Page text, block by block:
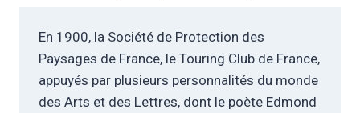
En 1900, la Société de Protection des
Paysages de France, le Touring Club de France,
appuyés par plusieurs personnalités du monde
des Arts et des Lettres, dont le poète Edmond